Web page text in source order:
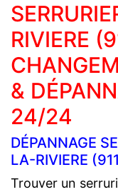
RIVIERE
&
24/24
DÉPANNAGE
LA-RIVIERE
Trouver un